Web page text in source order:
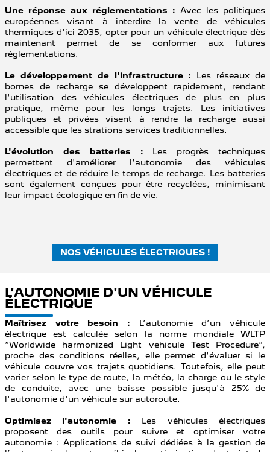
Une réponse aux réglementations : Avec les politiques
européennes visant à interdire la vente de véhicules
thermiques d'ici 2035, opter pour un véhicule électrique dès
maintenant permet de se conformer aux futures
réglementations.
Le développement de l'infrastructure : Les réseaux de
bornes de recharge se développent rapidement, rendant
l'utilisation des véhicules électriques de plus en plus
pratique, même pour les longs trajets. Les initiatives
publiques et privées visent à rendre la recharge aussi
accessible que les strations services traditionnelles.
L'évolution des batteries : Les progrès techniques
permettent d'améliorer l'autonomie des véhicules
électriques et de réduire le temps de recharge. Les batteries
sont également conçues pour être recyclées, minimisant
leur impact écologique en fin de vie.
NOS VÉHICULES ÉLECTRIQUES !
L'AUTONOMIE D'UN VÉHICULE
ÉLECTRIQUE
Maîtrisez votre besoin : L’autonomie d’un véhicule
électrique est calculée selon la norme mondiale WLTP
“Worldwide harmonized Light vehicule Test Procedure”,
proche des conditions réelles, elle permet d'évaluer si le
véhicule couvre vos trajets quotidiens. Toutefois, elle peut
varier selon le type de route, la météo, la charge ou le style
de conduite, avec une baisse possible jusqu'à 25% de
l'autonomie d'un véhicule sur autoroute.
Optimisez l'autonomie : Les véhicules électriques
proposent des outils pour suivre et optimiser votre
autonomie : Applications de suivi dédiées à la gestion de